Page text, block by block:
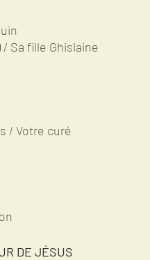
/ Sa fille Ghislaine
/ Votre curé
DE JÉSUS